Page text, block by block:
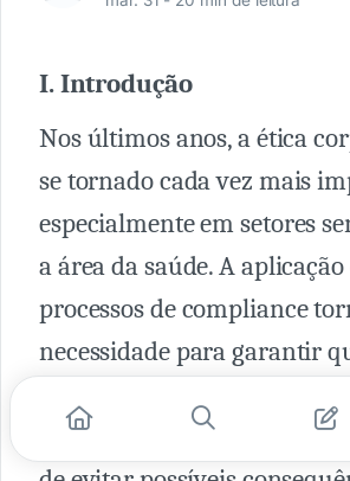
I. Introdução
Nos últimos anos, a ética
se tornado cada vez mais
especialmente em setores
a área da saúde. A
processos de compliance
necessidade para garantir
leis e regulamentações